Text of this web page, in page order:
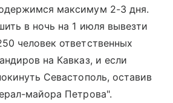
максимум 2-3 дня.
в ночь на 1 июля вывезти
человек ответственных
на Кавказ, и если
Севастополь, оставив
майора Петрова".